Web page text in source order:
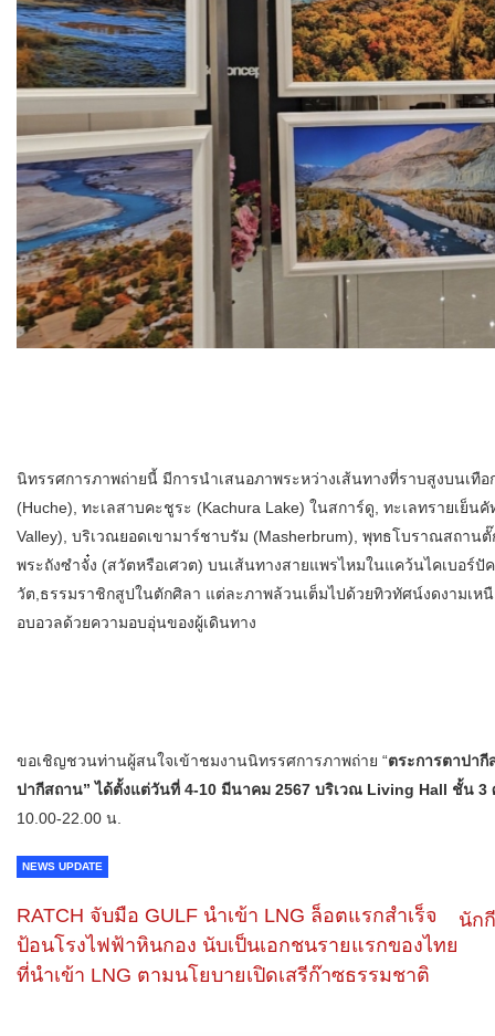
นิทรรศการภาพถ่ายนี้ มีการนำเสนอภาพระหว่างเส้นทางที่ราบสูงบนเทื
(Huche), ทะเลสาบคะชูระ (Kachura Lake) ในสการ์ดู, ทะเลทรายเย็น
Valley), บริเวณยอดเขามาร์ชาบรัม (Masherbrum), พุทธโบราณสถาน
พระถังซำจั๋ง (สวัตหรือเศวต) บนเส้นทางสายแพรไหมในแคว้นไคเบอร์
วัต,ธรรมราชิกสูปในตักศิลา แต่ละภาพล้วนเต็มไปด้วยทิวทัศน์งดงาม
อบอวลด้วยความอบอุ่นของผู้เดินทาง
ขอเชิญชวนท่านผู้สนใจเข้าชมงานนิทรรศการภาพถ่าย “ตระการตาปา
ปากีสถาน” ได้ตั้งแต่วันที่ 4-10 มีนาคม 2567 บริเวณ Living Hall ชั้น 3
10.00-22.00 น.
NEWS UPDATE
RATCH จับมือ GULF นำเข้า LNG ล็อตแรกสำเร็จ
ป้อนโรงไฟฟ้าหินกอง นับเป็นเอกชนรายแรกของไทย
ที่นำเข้า LNG ตามนโยบายเปิดเสรีก๊าซธรรมชาติ
นัก